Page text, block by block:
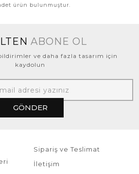
ürün bulunmuştur.
ABONE OL
ve daha fazla tasarım için
kaydolun
GÖNDER
Sipariş ve Teslimat
İletişim